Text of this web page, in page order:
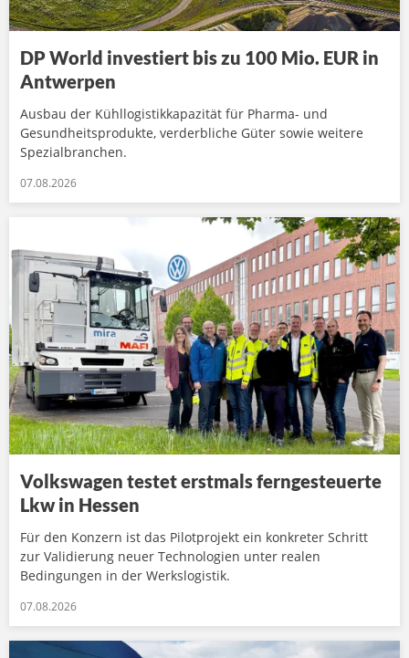
DP World investiert bis zu 100 Mio. EUR in
Antwerpen
Ausbau der Kühllogistikkapazität für Pharma- und
Gesundheitsprodukte, verderbliche Güter sowie weitere
Spezialbranchen.
07.08.2026
Volkswagen testet erstmals ferngesteuerte
Lkw in Hessen
Für den Konzern ist das Pilotprojekt ein konkreter Schritt
zur Validierung neuer Technologien unter realen
Bedingungen in der Werkslogistik.
07.08.2026